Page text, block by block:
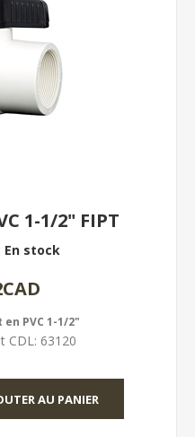
1-1/2" FIPT
En stock
PVC 1-1/2"
CDL: 63120